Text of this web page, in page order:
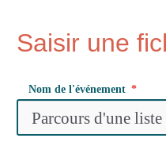
Saisir une
Nom de l'événement